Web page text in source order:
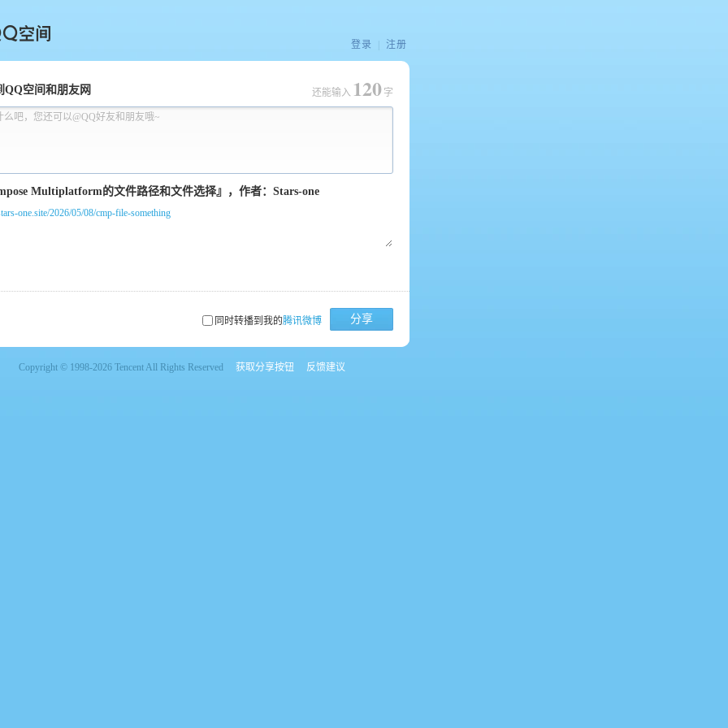
间
登录 注册
QQ空间和朋友网
么吧，您还可以@QQ好友和朋友哦~
还能输入 120 字
one.site/2026/05/08/cmp-file-something
同时转播到我的腾讯微博 分享
Copyright © 1998-2026 Tencent All Rights Reserved 获取分享按钮 反馈建议